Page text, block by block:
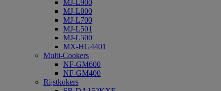
MJ-L900
MJ-L800
MJ-L700
MJ-L501
MJ-L500
MX-HG4401
Multi-Cookers
NF-GM600
NF-GM400
Rijstkokers